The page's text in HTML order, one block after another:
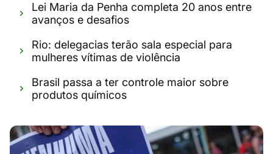
Lei Maria da Penha completa 20 anos entre
avanços e desafios
Rio: delegacias terão sala especial para
mulheres vítimas de violência
Brasil passa a ter controle maior sobre
produtos químicos